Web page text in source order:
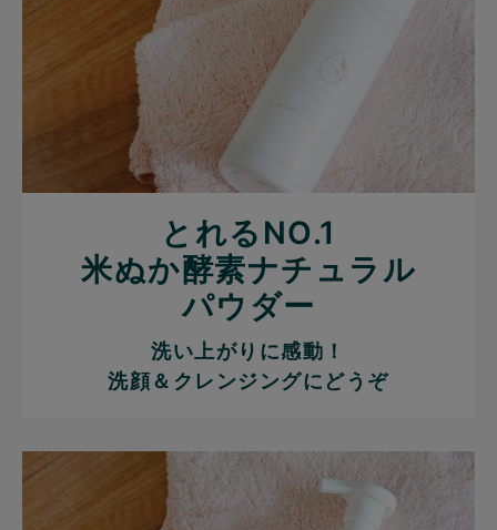
とれるNO.1
米ぬか酵素ナチュラル
パウダー
洗い上がりに感動！
洗顔＆クレンジングにどうぞ